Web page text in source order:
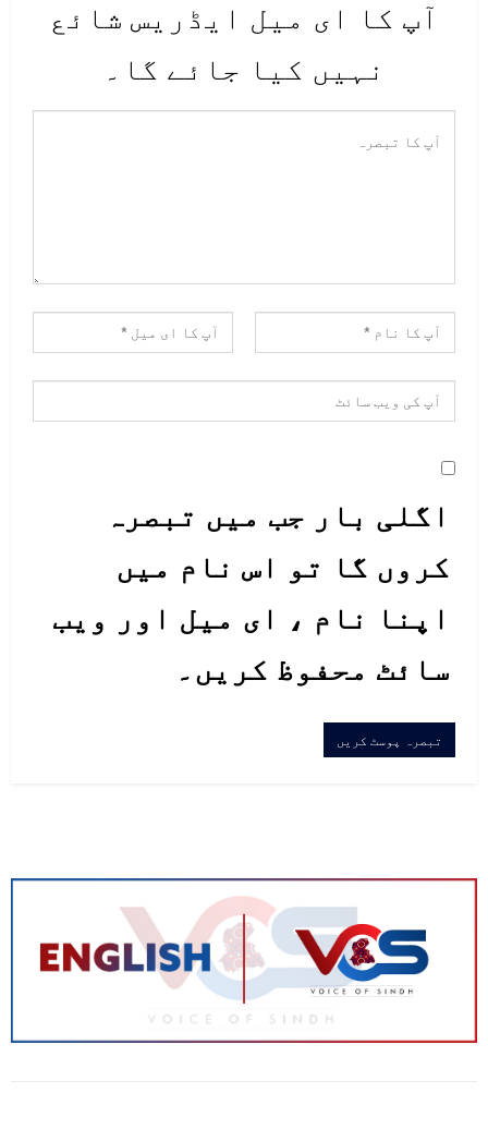
اس موقع پر وزیرخارجہ شاہ محمود
قریشی نے کہا کہ کوئی شک نہیں کہ
سے بچاؤ کی ویکسین کب تیار ہوگی اس
کا کسی کو علم نہیں۔
گیا کہ وزیراعظم کہاں ہیں؟ تو
بتاتا چلوں کہ وزیراعظم اسلام آباد
میں ہی موجود ہیں، وہ روزانہ کی
بنیاد پر کورونا سے متعلق اقدامات
ایمرجنسی ہے اور سب کو اپنا کردار
ادا کرنا ہوگا۔
آپ کا ای میل ایڈریس شائع
نہیں کیا جائے گا۔
اگلی بار جب میں تبصرہ
کروں گا تو اس نام میں
اپنا نام ، ای میل اور ویب
سائٹ محفوظ کریں۔